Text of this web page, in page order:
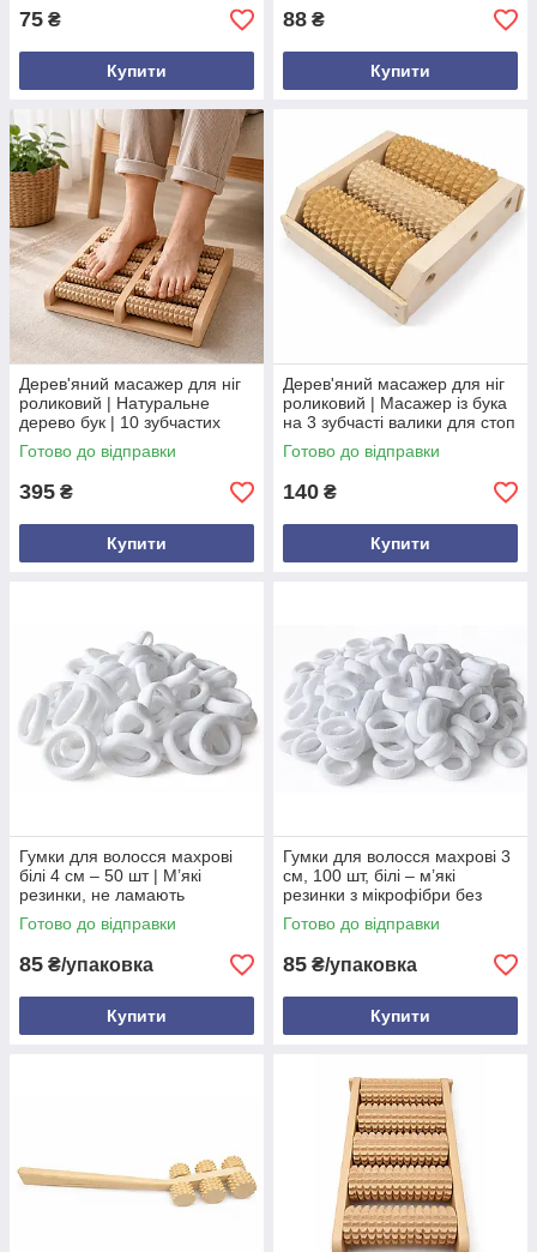
75 ₴
Купити
88 ₴
Купити
Дерев'яний масажер для ніг
роликовий | Натуральне
дерево бук | 10 зубчастих
валиків
Готово до відправки
395 ₴
Купити
Дерев'яний масажер для ніг
роликовий | Масажер із бука
на 3 зубчасті валики для стоп
Готово до відправки
140 ₴
Купити
Гумки для волосся махрові
білі 4 см – 50 шт | М’які
резинки, не ламають
волосся, безпечні
Готово до відправки
85 ₴/упаковка
Купити
Гумки для волосся махрові 3
см, 100 шт, білі – м’які
резинки з мікрофібри без
заломів для дівчат, жінок і
дітей
Готово до відправки
85 ₴/упаковка
Купити